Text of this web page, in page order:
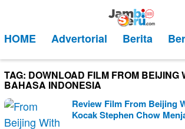
kontenMobile
HOME Advertorial Berita
TAG: DOWNLOAD FILM FROM BEIJING
BAHASA INDONESIA
Review Film From Beijing
Kocak Stephen Chow